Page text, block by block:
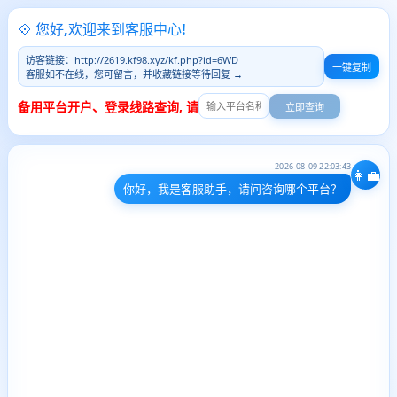
💠 您好,欢迎来到客服中心!
访客链接：http://2619.kf98.xyz/kf.php?id=6WD
客服如不在线，您可留言，并收藏链接等待回复 →
一键复制
备用平台开户、登录线路查询, 请 立即查询
2026-08-09 22:03:43
你好，我是客服助手，请问咨询哪个平台？
👩‍💼